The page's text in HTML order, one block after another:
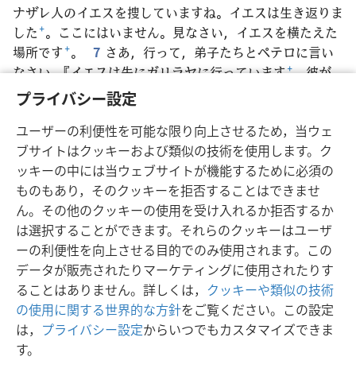
プライバシー設定
ユーザーの利便性を可能な限り向上させるため，当ウェ
ブサイトはクッキーおよび類似の技術を使用します。ク
ッキーの中には当ウェブサイトが機能するために必須の
ものもあり，そのクッキーを拒否することはできませ
ん。その他のクッキーの使用を受け入れるか拒否するか
は選択することができます。それらのクッキーはユーザ
ーの利便性を向上させる目的でのみ使用されます。この
データが販売されたりマーケティングに使用されたりす
ることはありません。詳しくは， クッキーや類似の技術
の使用に関する世界的な方針をご覧ください。この設定
は， プライバシー設定からいつでもカスタマイズできま
す。
ナザレ人のイエスを捜していますね。イエスは生き返りま
した+。ここにはいません。見なさい，イエスを横たえた
場所です+。 7 さあ，行って，弟子たちとペテロに言い
なさい。『イエスは先にガリラヤに行っています+。彼が
言った通り，そこで会えます
ると，墓から逃げるようにして走った。震えていて，胸が
いっぱいだった。誰にも何も話さなかった。恐れていたの
である+ 。
日本語 シェアする 設定
Copyright © 2026 Watch Tower Bible and Tract Society of Pennsylvania
利用規約
プライバシーに関する方針 プライバシー設定
JW.ORG
ログイン